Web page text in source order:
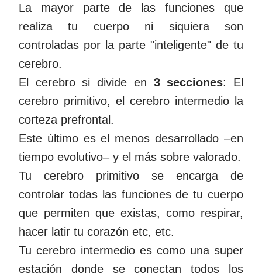
La mayor parte de las funciones que
realiza tu cuerpo ni siquiera son
controladas por la parte "inteligente" de tu
cerebro.
El cerebro si divide en 3 secciones: El
cerebro primitivo, el cerebro intermedio la
corteza prefrontal.
Este último es el menos desarrollado –en
tiempo evolutivo– y el más sobre valorado.
Tu cerebro primitivo se encarga de
controlar todas las funciones de tu cuerpo
que permiten que existas, como respirar,
hacer latir tu corazón etc, etc.
Tu cerebro intermedio es como una super
estación donde se conectan todos los